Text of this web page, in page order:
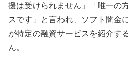
援は受けられません」「唯一の
スです」と言われ、ソフト闇金
が特定の融資サービスを紹介す
ん。